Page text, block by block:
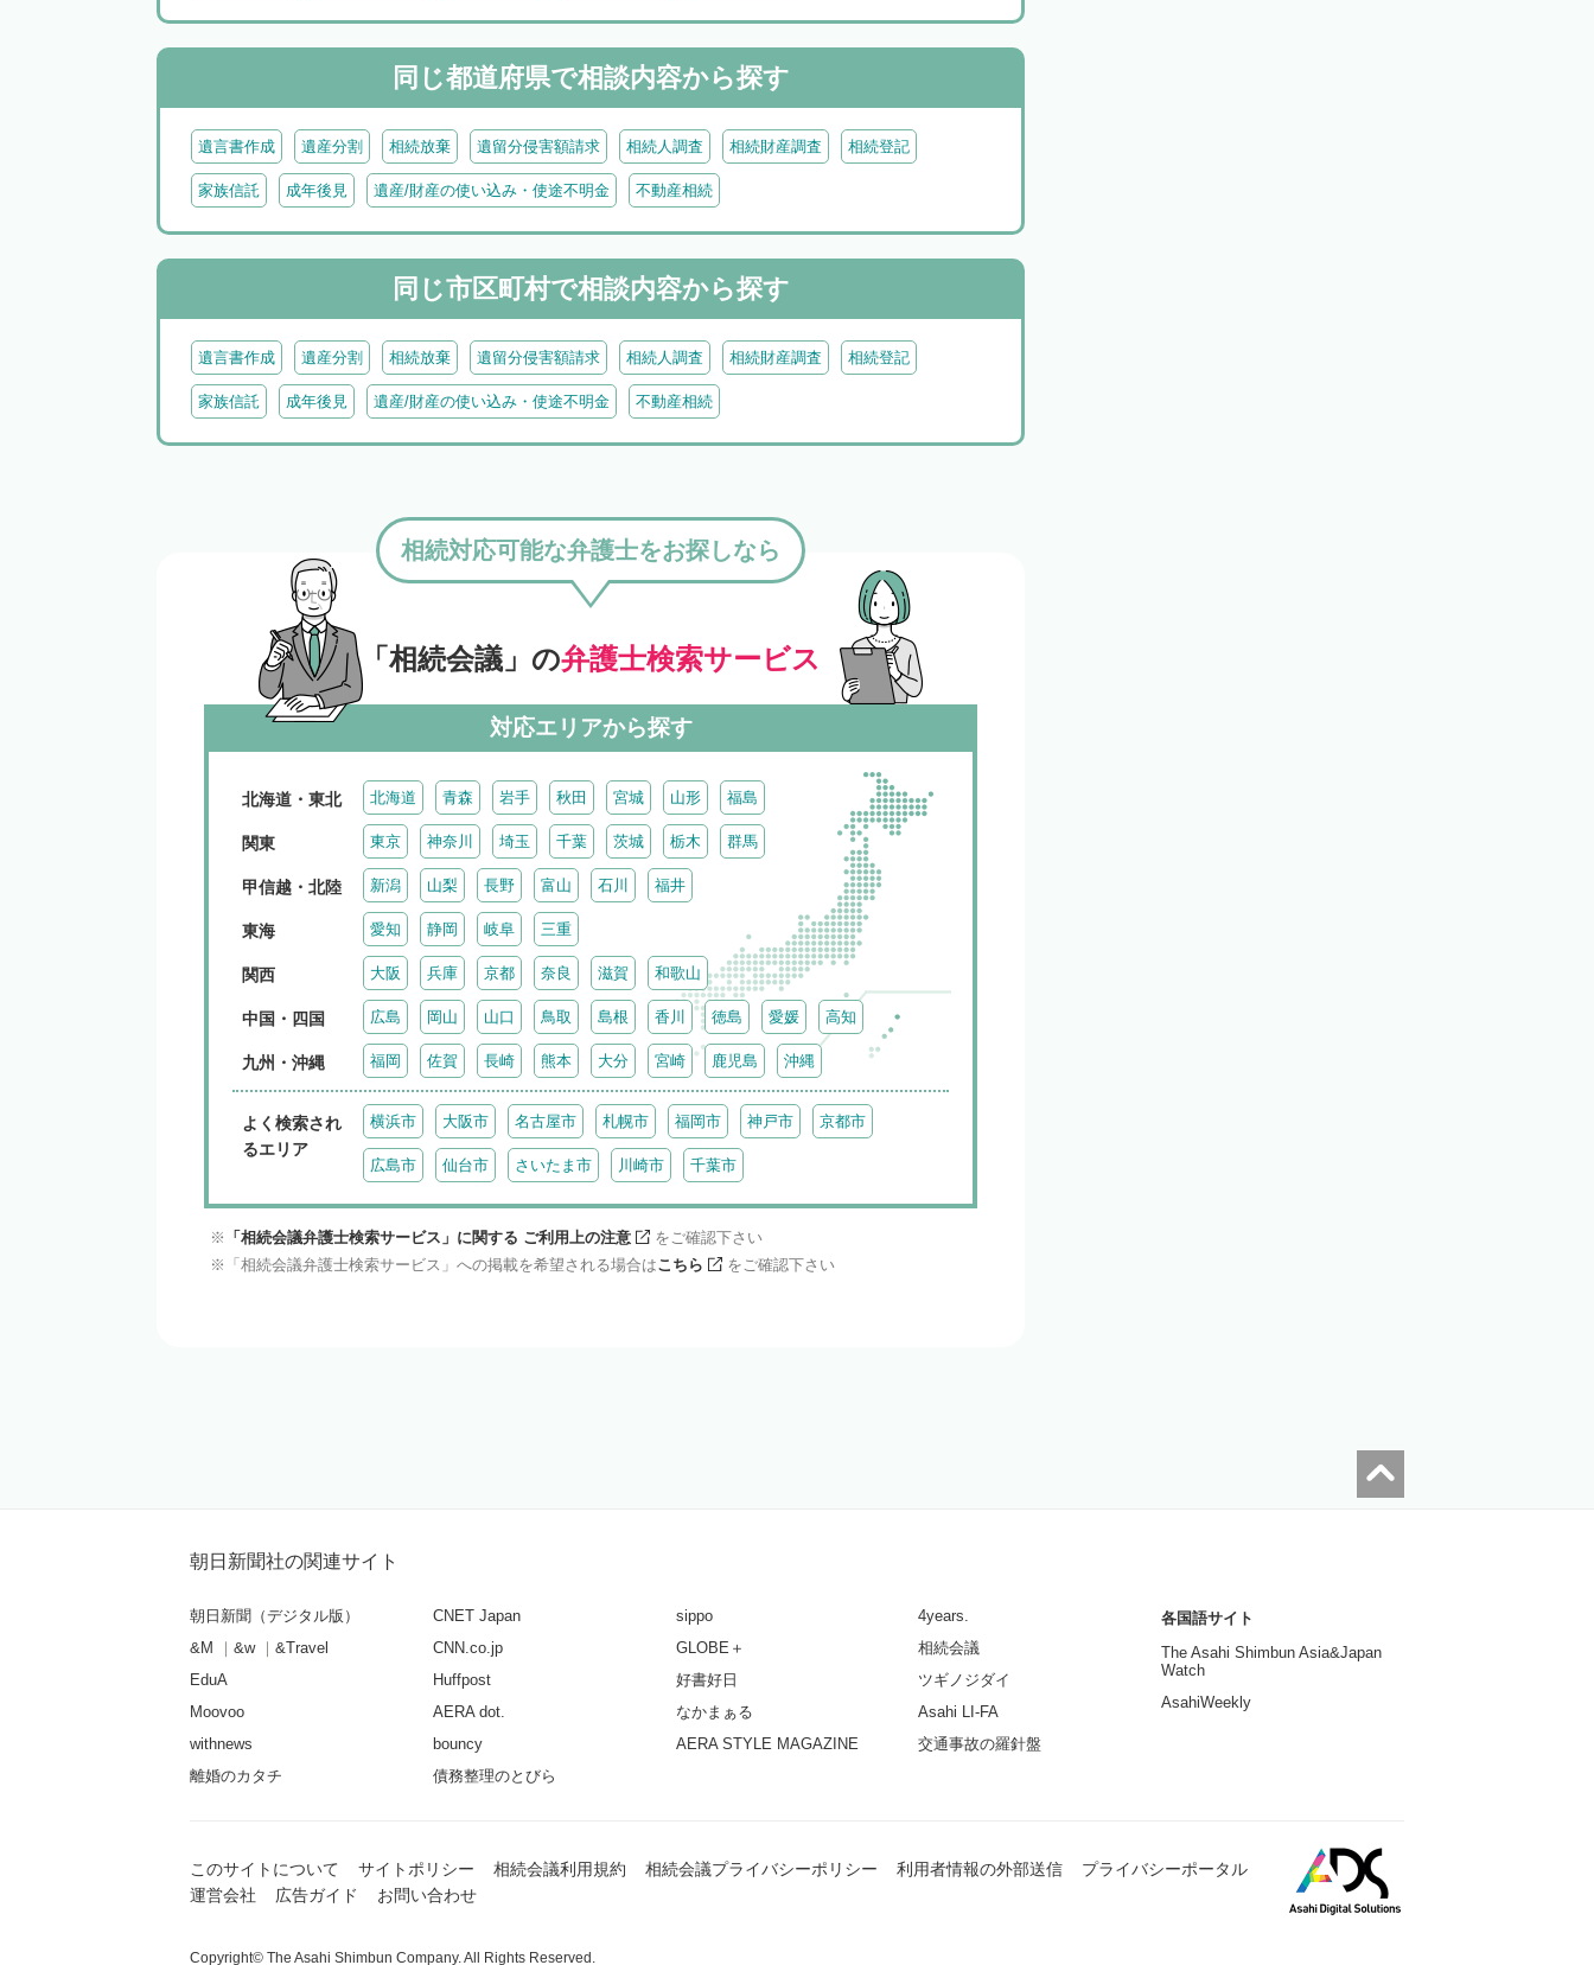
同じ都道府県で相談内容から探す
遺言書作成 遺産分割 相続放棄 遺留分侵害額請求 相続人調査 相続財産調査 相続登記
家族信託 成年後見 遺産/財産の使い込み・使途不明金 不動産相続
同じ市区町村で相談内容から探す
遺言書作成 遺産分割 相続放棄 遺留分侵害額請求 相続人調査 相続財産調査 相続登記
家族信託 成年後見 遺産/財産の使い込み・使途不明金 不動産相続
「相続会議」の弁護士検索サービス
相続対応可能な弁護士をお探しなら
対応エリアから探す
北海道・東北 北海道 青森 岩手 秋田 宮城 山形 福島
関東 東京 神奈川 埼玉 千葉 茨城 栃木 群馬
甲信越・北陸 新潟 山梨 長野 富山 石川 福井
東海 愛知 静岡 岐阜 三重
関西 大阪 兵庫 京都 奈良 滋賀 和歌山
中国・四国 広島 岡山 山口 鳥取 島根 香川 徳島 愛媛 高知
九州・沖縄 福岡 佐賀 長崎 熊本 大分 宮崎 鹿児島 沖縄
よく検索され
るエリア
横浜市 大阪市 名古屋市 札幌市 福岡市 神戸市 京都市
広島市 仙台市 さいたま市 川崎市 千葉市
「相続会議弁護士検索サービス」に関する ご利用上の注意
をご確認下さい
「相続会議弁護士検索サービス」への掲載を希望される場合はこちら をご確認下さい
朝日新聞社の関連サイト
朝日新聞（デジタル版）
&M
&w
&Travel
EduA
Moovoo
withnews
離婚のカタチ
CNET Japan
CNN.co.jp
Huffpost
AERA dot.
bouncy
債務整理のとびら
sippo
GLOBE＋
好書好日
なかまぁる
AERA STYLE MAGAZINE
4years.
相続会議
ツギノジダイ
Asahi LI-FA
交通事故の羅針盤
各国語サイト
The Asahi Shimbun Asia&Japan
Watch
AsahiWeekly
このサイトについて サイトポリシー 相続会議利用規約 相続会議プライバシーポリシー 利用者情報の外部送信
プライバシーポータル
運営会社
広告ガイド お問い合わせ
Copyright© The Asahi Shimbun Company. All Rights Reserved.